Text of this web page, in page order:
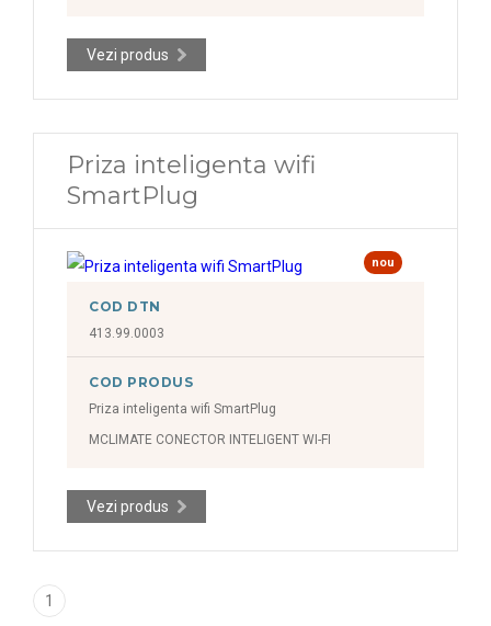
Vezi produs
Priza inteligenta wifi
SmartPlug
nou
COD DTN
413.99.0003
COD PRODUS
Priza inteligenta wifi SmartPlug
MCLIMATE CONECTOR INTELIGENT WI-FI
Vezi produs
1